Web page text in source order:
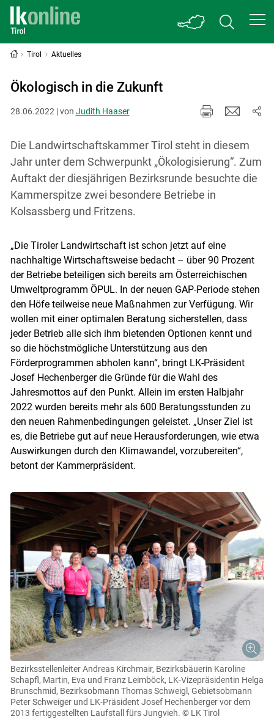
Tirol Aktuelles
Ökologisch in die Zukunft
28.06.2022 | von Judith Haaser
Die Landwirtschaftskammer Tirol steht in diesem
Jahr unter dem Schwerpunkt „Ökologisierung“. Zum
Auftakt der dies­jährigen Bezirksrunde besuchte die
Kammerspitze zwei besondere Betriebe in
Kolsassberg und Fritzens.
„Die Tiroler Landwirtschaft ist schon jetzt auf eine
nachhaltige Wirtschaftsweise bedacht – über 90 Prozent
der Betriebe beteiligen sich bereits am Österreichischen
Umweltprogramm ÖPUL. In der neuen GAP-Periode stehen
den Höfe teilweise neue Maßnahmen zur Verfügung. Wir
wollen mit einer optimalen Beratung sicherstellen, dass
jeder Betrieb alle sich ihm bietenden Optionen kennt und
so die höchstmögliche Unterstützung aus den
Förderprogrammen abholen kann“, bringt LK-Präsident
Josef Hechenberger die Gründe für die Wahl des
Jahresmottos auf den Punkt. Allein im ersten Halbjahr
2022 wurden bereits mehr als 600 Beratungsstunden zu
den neuen Rahmenbedingungen geleistet. „Unser Ziel ist
es, die Betriebe gut auf neue Herausforderungen, wie etwa
Auswirkungen durch den Klimawandel, vorzubereiten“,
betont der Kammerpräsident.
Bezirksstellenleiter Andreas Kirchmair, Bezirksbäuerin Karoline
Schapfl, Martin, Eva und Franz Leimböck, LK-Vizepräsidentin Helga
Brunschmid, Bezirksobmann Thomas Schweigl, Gebietsobmann
Peter Schweiger und LK-Präsident Josef Hechenberger vor dem
2013 fertiggestellten Laufstall fürs Jungvieh. © LK Tirol